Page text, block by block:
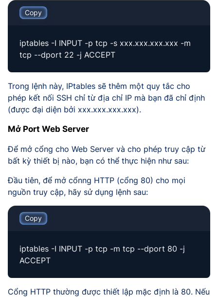
Copy
iptables -I INPUT -p tcp -s xxx.xxx.xxx.xxx -m
tcp --dport 22 -j ACCEPT
Trong lệnh này, IPtables sẽ thêm một quy tắc cho
phép kết nối SSH chỉ từ địa chỉ IP mà bạn đã chỉ định
(được đại diện bởi xxx.xxx.xxx.xxx).
Mở Port Web Server
Để mở cổng cho Web Server và cho phép truy cập từ
bất kỳ thiết bị nào, bạn có thể thực hiện như sau:
Đầu tiên, để mở cổnng HTTP (cổng 80) cho mọi
nguồn truy cập, hãy sử dụng lệnh sau:
Copy
iptables -I INPUT -p tcp -m tcp --dport 80 -j
ACCEPT
Cổng HTTP thường được thiết lập mặc định là 80. Nếu